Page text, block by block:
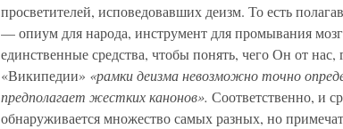
просветителей, исповедовавших деизм. То есть
— опиум для народа, инструмент для промывания
единственные средства, чтобы понять, чего Он от
«Википедии» «рамки деизма невозможно точно
предполагает жестких канонов». Соответственно, и
обнаруживается множество самых разных, но